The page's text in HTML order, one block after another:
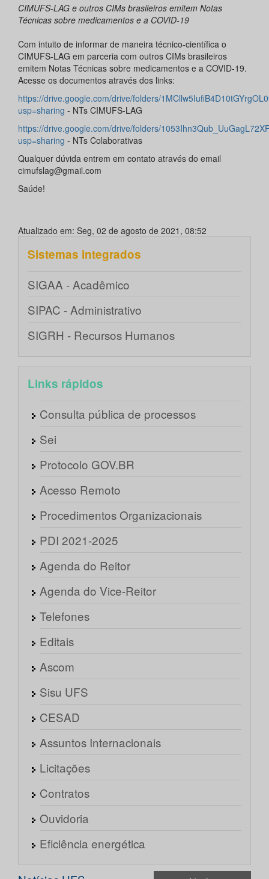
CIMUFS-LAG e outros CIMs brasileiros emitem Notas
Técnicas sobre medicamentos e a COVID-19
Com intuito de informar de maneira técnico-científica o
CIMUFS-LAG em parceria com outros CIMs brasileiros
emitem Notas Técnicas sobre medicamentos e a COVID-19.
Acesse os documentos através dos links:
https://drive.google.com/drive/folders/
usp=sharing - NTs CIMUFS-LAG
https://drive.google.com/drive/folders/
usp=sharing - NTs Colaborativas
Qualquer dúvida entrem em contato através do email
cimufslag@gmail.com
Saúde!
Atualizado em: Seg, 02 de agosto de 2021, 08:52
Sistemas integrados
SIGAA - Acadêmico
SIPAC - Administrativo
SIGRH - Recursos Humanos
Links rápidos
Consulta pública de processos
Sei
Protocolo GOV.BR
Acesso Remoto
Procedimentos Organizacionais
PDI 2021-2025
Agenda do Reitor
Agenda do Vice-Reitor
Telefones
Editais
Ascom
Sisu UFS
CESAD
Assuntos Internacionais
Licitações
Contratos
Ouvidoria
Eficiência energética